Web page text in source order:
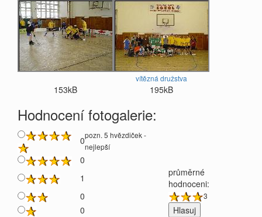
153kB
vítězná družstva
195kB
Hodnocení fotogalerie:
0pozn. 5 hvězdiček -
nejlepší
0
1
průměrné
hodnoceni:
0
3
0